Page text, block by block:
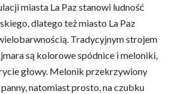
miasta La Paz stanowi ludność
dlatego też miasto La Paz
Tradycyjnym strojem
są kolorowe spódnice i meloniki,
głowy. Melonik przekrzywiony
natomiast prosto, na czubku